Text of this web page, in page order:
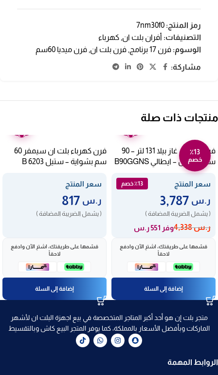
رمز المنتج: 7nm30f0
التصنيفات: أفران بلت ان, كهرباء
الوسوم: فرن 17 برنامج , فرن بلت ان, فرن ميديا 60سم
مشاركة:
منتجات ذات صلة
٪13
خصم
فرن بلت ان غاز بيلا 131 لتر – 90
سم – ستيل – ايطالي B90GGNS
سعر المنتج ٪13 خصم
ر.س
( يشمل الضريبة المضافة )
ر.س4,338 وفر 551 ر.س
قسّمها على طريقتك، اشترِ الآن وادفع
لاحقاً
إضافة إلى السلة
فرن كهرباء بلت ان سيمفر 60
سم بشواية – ستيل B 6203
سعر المنتج
ر.س
( يشمل الضريبة المضافة )
قسّمها على طريقتك، اشترِ الآن وادفع
لاحقاً
إضافة إلى السلة
متجر بلت إن هو أحد أكبر المتاجر المتخصصة في بيع اجهزة البلت ان لأشهر
الماركات وبأفضل الأسعار بالمملكة، كما يوفر المتجر البيع كاش وبالتقسيط
الروابط المهمة